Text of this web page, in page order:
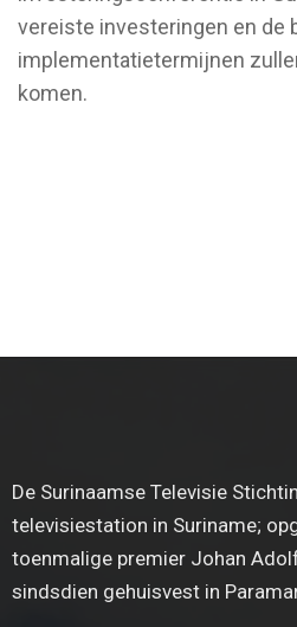
vereiste investeringen en de
implementatietermijnen
komen.
De Surinaamse Televisie
televisiestation in Suriname;
toenmalige premier Johan
sindsdien gehuisvest in